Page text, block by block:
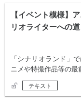
【イベント模様】
リオライターへの道
「シナリオランド」
ニメや特撮作品等の
テキスト